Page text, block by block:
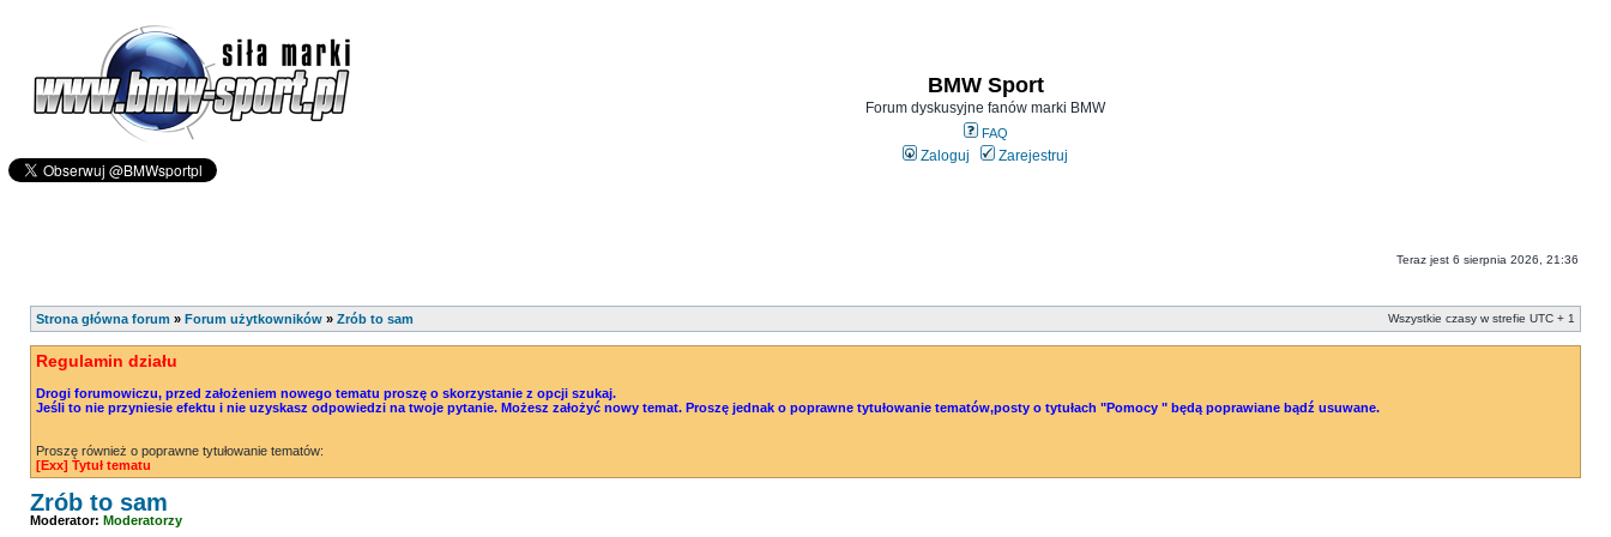
BMW Sport
Forum dyskusyjne fanów marki BMW
FAQ
Zaloguj Zarejestruj
Teraz jest 6 sierpnia 2026, 21:36
Strona główna forum » Forum użytkowników » Zrób to sam Wszystkie czasy w strefie UTC + 1
Regulamin działu
Drogi forumowiczu, przed założeniem nowego tematu proszę o skorzystanie z opcji szukaj.
Jeśli to nie przyniesie efektu i nie uzyskasz odpowiedzi na twoje pytanie. Możesz założyć nowy temat. Proszę jednak o poprawne tytułowanie tematów,posty o tytułach "Pomocy " będą poprawiane bądź usuwane.
Proszę również o poprawne tytułowanie tematów:
[Exx] Tytuł tematu
Zrób to sam
Moderator: Moderatorzy